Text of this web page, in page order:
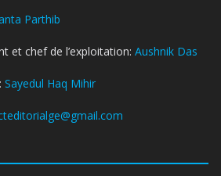
Parthib
et chef de l’exploitation: Aushnik Das
Sayedul Haq Mihir